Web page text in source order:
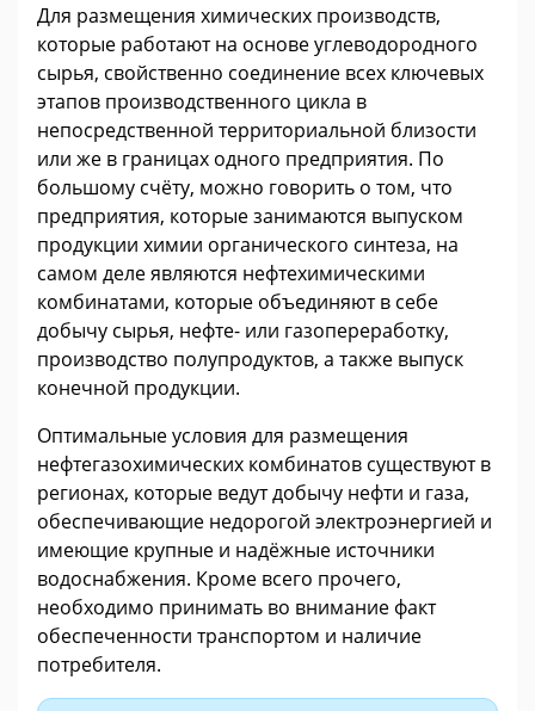
Для размещения химических производств,
которые работают на основе углеводородного
сырья, свойственно соединение всех ключевых
этапов производственного цикла в
непосредственной территориальной близости
или же в границах одного предприятия. По
большому счёту, можно говорить о том, что
предприятия, которые занимаются выпуском
продукции химии органического синтеза, на
самом деле являются нефтехимическими
комбинатами, которые объединяют в себе
добычу сырья, нефте- или газопереработку,
производство полупродуктов, а также выпуск
конечной продукции.
Оптимальные условия для размещения
нефтегазохимических комбинатов существуют в
регионах, которые ведут добычу нефти и газа,
обеспечивающие недорогой электроэнергией и
имеющие крупные и надёжные источники
водоснабжения. Кроме всего прочего,
необходимо принимать во внимание факт
обеспеченности транспортом и наличие
потребителя.